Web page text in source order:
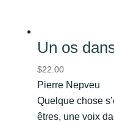
Un os
$22.00
Pierre Nepveu
Quelque chose
êtres, une voix